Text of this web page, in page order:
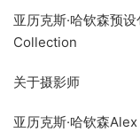
亚历克斯·哈钦森预
Collection
关于摄影师
亚历克斯·哈钦森